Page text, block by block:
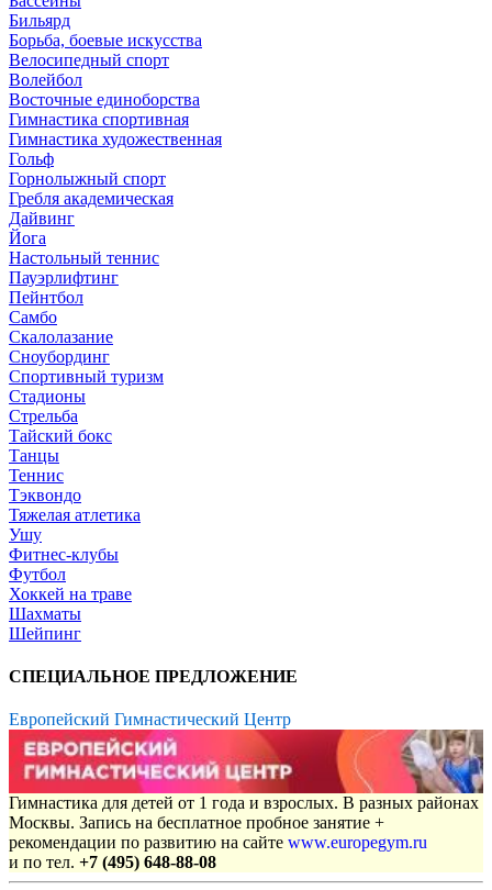
Бильярд
Борьба, боевые искусства
Велосипедный спорт
Волейбол
Восточные единоборства
Гимнастика спортивная
Гимнастика художественная
Гольф
Горнолыжный спорт
Гребля академическая
Дайвинг
Йога
Настольный теннис
Пауэрлифтинг
Пейнтбол
Самбо
Скалолазание
Сноубординг
Спортивный туризм
Стадионы
Стрельба
Тайский бокс
Танцы
Теннис
Тэквондо
Тяжелая атлетика
Ушу
Фитнес-клубы
Футбол
Хоккей на траве
Шахматы
Шейпинг
СПЕЦИАЛЬНОЕ ПРЕДЛОЖЕНИЕ
Европейский Гимнастический Центр
Гимнастика для детей от 1 года и взрослых. В разных районах
Москвы. Запись на бесплатное пробное занятие +
рекомендации по развитию на сайте www.europegym.ru
и по тел. +7 (495) 648-88-08